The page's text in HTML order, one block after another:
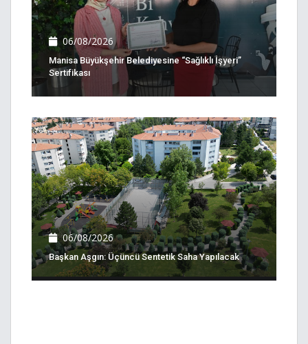
06/08/2026
Manisa Büyükşehir Belediyesine “Sağlıklı İşyeri”
Sertifikası
06/08/2026
Başkan Aşgın: Üçüncü Sentetik Saha Yapılacak